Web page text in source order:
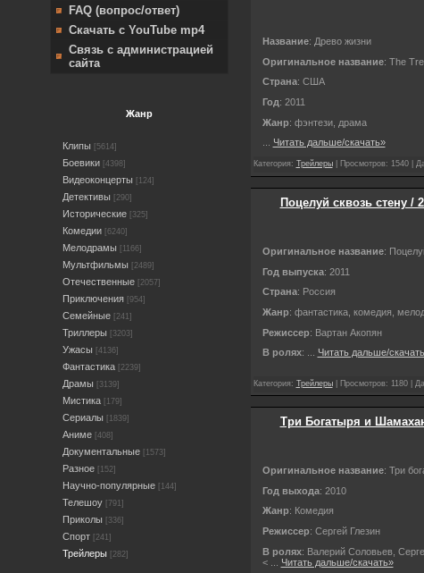
FAQ (вопрос/ответ)
Скачать с YouTube mp4
Связь с администрацией
сайта
Жанр
Клипы [5614]
Боевики [4398]
Видеоконцерты [124]
Детективы [290]
Исторические [325]
Комедии [6240]
Мелодрамы [1166]
Мультфильмы [2489]
Отечественные [2057]
Приключения [954]
Семейные [241]
Триллеры [3203]
Ужасы [4136]
Фантастика [2239]
Драмы [3139]
Мистика [179]
Сериалы [1839]
Аниме [408]
Документальные [1573]
Разное [152]
Научно-популярные [144]
Телешоу [791]
Приколы [336]
Спорт [241]
Трейлеры [282]
Название: Древо жизни
Оригинальное название: The
Страна: США
Год: 2011
Жанр: фэнтези, драма
Читать дальше/скачать»
Категория: Трейлеры| Просмотров: 1540 |
Поцелуй сквозь стену /
Оригинальное название:
Год выпуска: 2011
Страна: Россия
Жанр: фантастика, комедия,
Режиссер: Вартан Акопян
В ролях: Читать дальше/
Категория: Трейлеры| Просмотров: 1180 |
Три Богатыря и
Оригинальное название: Три
Год выхода: 2010
Жанр: Комедия
Режиссер: Сергей Глезин
В ролях: Валерий Соловьев,
<
Читать дальше/скачать»